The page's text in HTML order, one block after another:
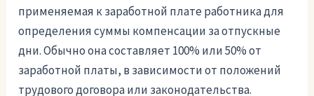
применяемая к заработной плате работника для
определения суммы компенсации за отпускные
дни. Обычно она составляет 100% или 50% от
заработной платы, в зависимости от положений
трудового договора или законодательства.